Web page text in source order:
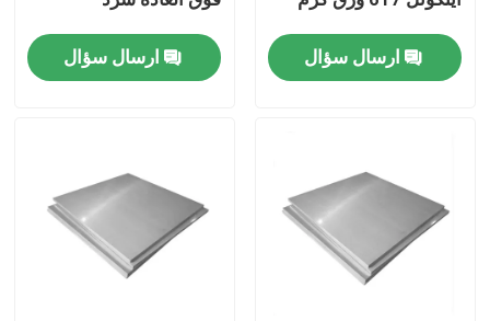
صفحه اصلی
فیلم های
ارسال سؤال ارسال سؤال